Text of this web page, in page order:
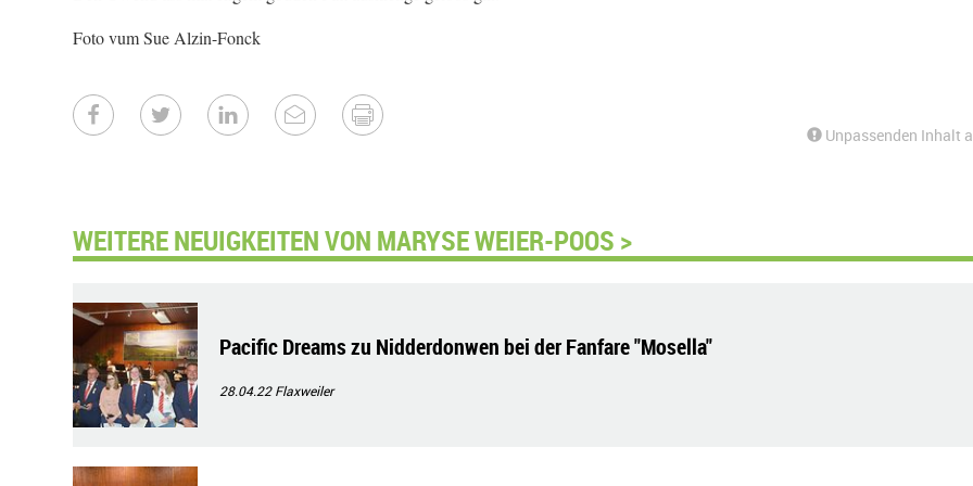
Foto vum Sue Alzin-Fonck
Unpassenden Inhalt
WEITERE NEUIGKEITEN VON MARYSE WEIER-POOS >
Pacific Dreams zu Nidderdonwen bei der Fanfare "Mosella"
28.04.22Flaxweiler